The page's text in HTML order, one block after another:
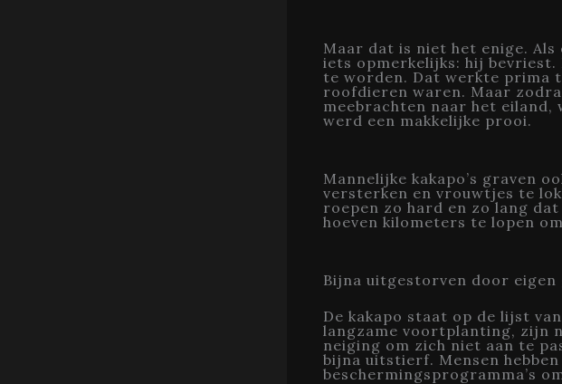
Maar dat is niet het enige.
iets opmerkelijks: hij
te worden. Dat werkte prima
roofdieren waren. Maar
meebrachten naar het eiland,
werd een makkelijke prooi.
Mannelijke kakapo’s graven
versterken en vrouwtjes te
roepen zo hard en zo lang
hoeven kilometers te lopen
Bijna uitgestorven door eigen
De kakapo staat op de lijst
langzame voortplanting, zijn
neiging om zich niet aan te
bijna uitstierf. Mensen
beschermingsprogramma’s